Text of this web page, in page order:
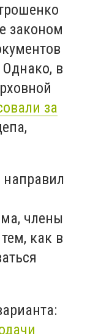
законом
в
за
направил
члены
как в